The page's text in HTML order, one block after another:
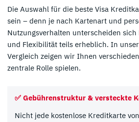
Die Auswahl für die beste Visa
sein – denn je nach Kartenart und
Nutzungsverhalten unterscheiden sich
und Flexibilität teils erheblich. In
Vergleich zeigen wir Ihnen
zentrale Rolle spielen.
✅ Gebührenstruktur & versteckte
Nicht jede kostenlose Kreditkarte